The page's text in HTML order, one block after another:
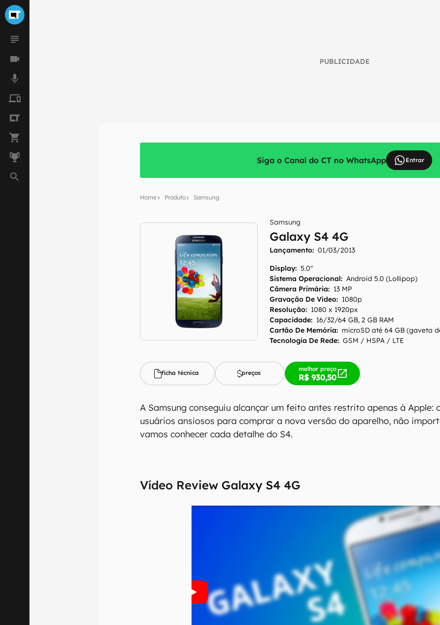
PUBLICIDADE
Siga o Canal do CT no WhatsApp Entrar
Home Produto Samsung
Samsung
Galaxy S4 4G
Lançamento: 01/03/2013
Display: 5.0"
Sistema Operacional: Android 5.0 (Lollipop)
Câmera Primária: 13 MP
Gravação De Vídeo: 1080p
Resolução: 1080 x 1920px
Capacidade: 16/32/64 GB, 2 GB RAM
Cartão De Memória: microSD até 64 GB (gaveta
Tecnologia De Rede: GSM / HSPA / LTE
ficha técnica preços
melhor preço
R$ 930,50
A Samsung conseguiu alcançar um feito antes restrito apenas à Apple:
usuários ansiosos para comprar a nova versão do aparelho, não
vamos conhecer cada detalhe do S4.
Vídeo Review Galaxy S4 4G